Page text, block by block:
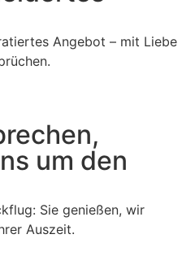
Angebot – mit Liebe
um den
Sie genießen, wir
Auszeit.